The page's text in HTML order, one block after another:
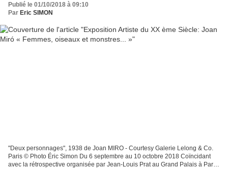
Publié le 01/10/2018 à 09:10
Par Eric SIMON
"Deux personnages", 1938 de Joan MIRO - Courtesy Galerie Lelong & Co.
Paris © Photo Éric Simon Du 6 septembre au 10 octobre 2018 Coïncidant
avec la rétrospective organisée par Jean-Louis Prat au Grand Palais à Paris,